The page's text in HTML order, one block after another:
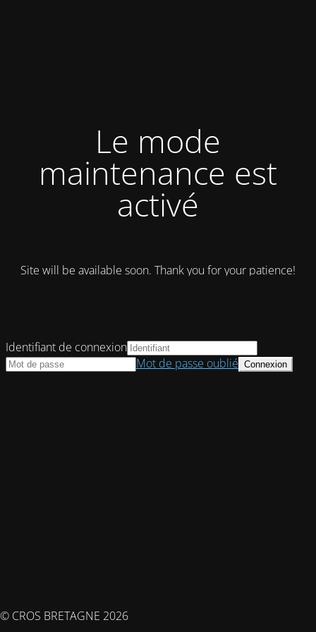
Le mode
maintenance est
activé
Site will be available soon. Thank you for your patience!
© CROS BRETAGNE 2026
Identifiant de connexion
Mot de passe oublié